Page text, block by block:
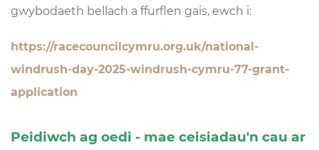
gwybodaeth bellach a ffurflen gais, ewch i:
https://racecouncilcymru.org.uk/national-
windrush-day-2025-windrush-cymru-77-grant-
application
Peidiwch ag oedi - mae ceisiadau'n cau ar